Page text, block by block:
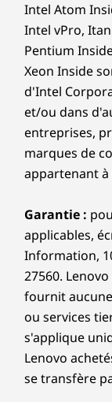
Passez
tablette ou
fluide à
esquisser
soulève
pour un
Affichage
15,3 po
500 nits, 165
DisplayHDR™
tactile sur 10
15,3 po WUXGA
60 Hz, 45 %
10 doigts
Aussi mince
mince que 0,69
Poids
À partir de 1,61
Stylet
Stylet Lenovo 2
Clavier
Intel Atom
Intel vPro,
Pentium
Xeon Inside
d'Intel
et/ou dans
entreprises,
marques de
appartenant à
Garantie :
applicables,
Information,
27560.
fournit
ou services
s'applique
Lenovo
se transfère